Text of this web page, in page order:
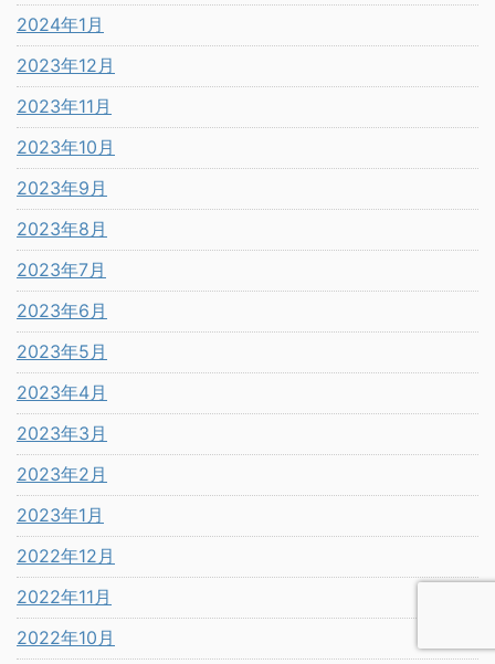
2024年1月
2023年12月
2023年11月
2023年10月
2023年9月
2023年8月
2023年7月
2023年6月
2023年5月
2023年4月
2023年3月
2023年2月
2023年1月
2022年12月
2022年11月
2022年10月